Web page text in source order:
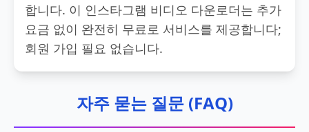
합니다. 이 인스타그램 비디오 다운로더는 추가
요금 없이 완전히 무료로 서비스를 제공합니다;
회원 가입 필요 없습니다.
자주 묻는 질문 (FAQ)